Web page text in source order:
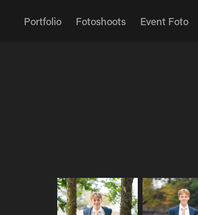
Portfolio Fotoshoots Event Foto